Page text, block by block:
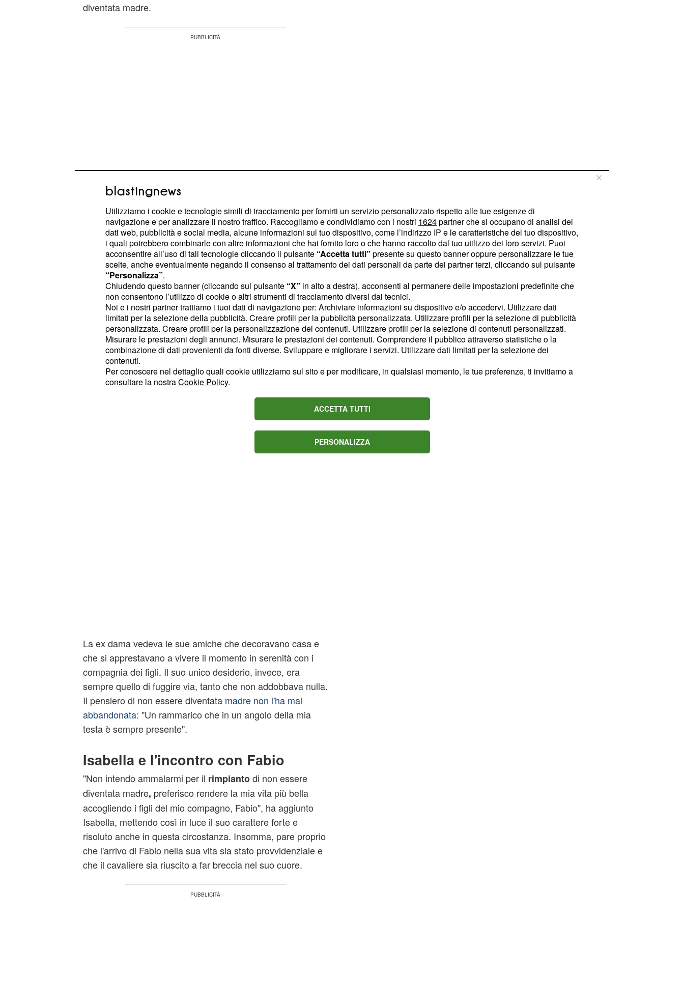
diventata madre.
Il rimpianto della ex dama
Isabelle Ricci eGemma Galgani hanno avuto scontri
infuocatia Uomini e Donne. Le due donne hanno visioni del
mondo e dell'amore completamente differenti, ma hanno
una cosa in comune: non hanno avuto figli. Intervistata dal
Magazine del dating show, Isabella ha aperto il suo cuore
proprio adesso che sta vivendo un momento felice e sereno
al fianco di Fabio. Se in passato il periodo di Natale per lei
era difficile, tanto che non avrebbe mai voluto vivere quel
periodo dell'anno, oggi le cose sono ben diverse: sa che
potrà passare il periodo delle feste con il suo nuovo
compagno, accogliendo anche i figli di quest'ultimo.
"Di sicuro lo trascorreremo insieme, probabilmentecon i
La ex dama vedeva le sue amiche che decoravano casa e
che si apprestavano a vivere il momento in serenità con i
compagnia dei figli. Il suo unico desiderio, invece, era
sempre quello di fuggire via, tanto che non addobbava nulla.
Il pensiero di non essere diventata madre non l'ha mai
abbandonata: "Un rammarico che in un angolo della mia
testa è sempre presente".
Isabella e l'incontro con Fabio
"Non intendo ammalarmi per il rimpiantodi non essere
diventata madre, preferisco rendere la mia vita più bella
accogliendo i figli del mio compagno, Fabio", ha aggiunto
Isabella, mettendo così in luce il suo carattere forte e
risoluto anche in questa circostanza. Insomma, pare proprio
che l'arrivo di Fabio nella sua vita sia stato provvidenziale e
che il cavaliere sia riuscito a far breccia nel suo cuore.
Utilizziamo i cookie e tecnologie simili di tracciamento per fornirti un servizio personalizzato rispetto alle tue esigenze di
navigazione e per analizzare il nostro traffico. Raccogliamo e condividiamo con i nostri 1624partner che si occupano di analisi dei
dati web, pubblicità e social media, alcune informazioni sul tuo dispositivo, come l’indirizzo IP e le caratteristiche del tuo dispositivo,
i quali potrebbero combinarle con altre informazioni che hai fornito loro o che hanno raccolto dal tuo utilizzo dei loro servizi. Puoi
acconsentire all’uso di tali tecnologie cliccando il pulsante “Accetta tutti” presente su questo banner oppure personalizzare le tue
scelte, anche eventualmente negando il consenso al trattamento dei dati personali da parte dei partner terzi, cliccando sul pulsante
“Personalizza”.
Chiudendo questo banner (cliccando sul pulsante “X” in alto a destra), acconsenti al permanere delle impostazioni predefinite che
non consentono l’utilizzo di cookie o altri strumenti di tracciamento diversi dai tecnici.
Noi e i nostri partner trattiamo i tuoi dati di navigazione per: Archiviare informazioni su dispositivo e/o accedervi. Utilizzare dati
limitati per la selezione della pubblicità. Creare profili per la pubblicità personalizzata. Utilizzare profili per la selezione di pubblicità
personalizzata. Creare profili per la personalizzazione dei contenuti. Utilizzare profili per la selezione di contenuti personalizzati.
Misurare le prestazioni degli annunci. Misurare le prestazioni dei contenuti. Comprendere il pubblico attraverso statistiche o la
combinazione di dati provenienti da fonti diverse. Sviluppare e migliorare i servizi. Utilizzare dati limitati per la selezione dei
contenuti.
Per conoscere nel dettaglio quali cookie utilizziamo sul sito e per modificare, in qualsiasi momento, le tue preferenze, ti invitiamo a
consultare la nostraCookie Policy.
ACCETTA TUTTI
PERSONALIZZA